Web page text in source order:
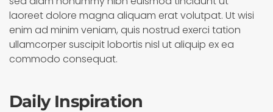
laoreet dolore magna aliquam erat volutpat. Ut wisi
enim ad minim veniam, quis nostrud exerci tation
ullamcorper suscipit lobortis nisl ut aliquip ex ea
commodo consequat.
Daily Inspiration